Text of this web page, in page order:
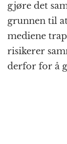
gjøre det
grunnen til
mediene
risikerer
derfor for å